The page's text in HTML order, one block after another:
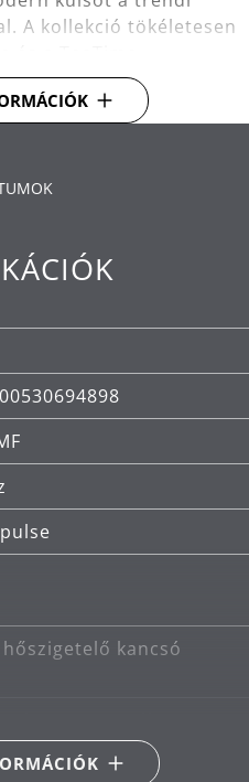
A kollekció tökéletesen
üveg.
hőszigetelő kancsó
18/10